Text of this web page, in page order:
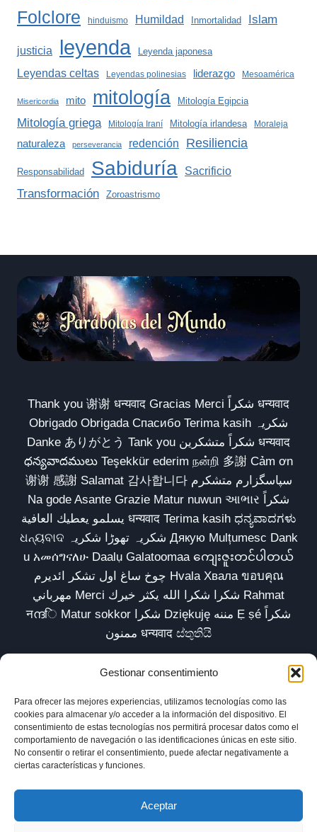
Gestionar consentimiento
Para ofrecer las mejores experiencias, utilizamos tecnologías como las
cookies para almacenar y/o acceder a la información del dispositivo. El
consentimiento de estas tecnologías nos permitirá procesar datos como el
comportamiento de navegación o las identificaciones únicas en este sitio.
No consentir o retirar el consentimiento, puede afectar negativamente a
ciertas características y funciones.
Aceptar
Folclore hinduismo Humildad Inmortalidad Islam
justicia leyenda Leyenda japonesa
Leyendas celtas Leyendas polinesias liderazgo Mesoamérica
Misericordia mito mitología Mitología Egipcia
Mitología griega Mitología Iraní Mitología irlandesa Moraleja
naturaleza perseverancia redención Resiliencia
Responsabilidad Sabiduría Sacrificio
Transformación Zoroastrismo
Thank you 谢谢 धन्यवाद Gracias Merci شكراً धन्यवाद
Obrigado Obrigada Спасибо Terima kasih شکریہ
Danke ありがとう Tank you شكراً متشكرين धन्यवाद
ధన్యవాదములు Teşekkür ederim நன்றி 多謝 Cảm ơn
谢谢 感謝 Salamat 감사합니다 سپاسگزارم متشکرم
Na gode Asante Grazie Matur nuwun આભાર شكراً
يسلمو يعطيك العافية धन्यवाद Terima kasih ಧನ್ಯವಾದಗಳು
ଧନ୍ୟବାଦ شکریہ تھوڑا شکریہ Дякую Mulțumesc Dank
u አመሰግናለሁ Daalụ Galatoomaa ကျေးဇူးတင်ပါတယ်
چوخ ساغ اول تشکر ائدیرم Hvala Хвала ขอบคุณ
مهرباني Merci شكرا شكرا الله يكثر خيرك Rahmat
नന്ദि Matur sokkor شكرا Dziękuję مننه Ẹ ṣé شكراً
ممنون धन्यवाद ස්තුතියි
Inicio Biblioteca Parábolas TV
Comunidad
Esencia
Blog
Política de privacidad
Aviso legal
Política de cookies (UE)